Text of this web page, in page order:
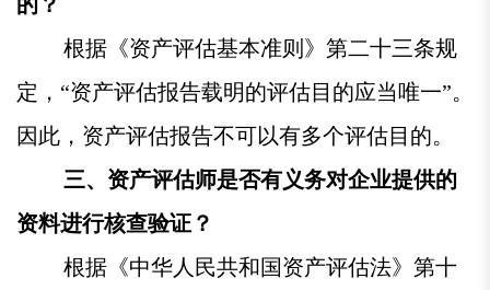
根据《资产评估基本准则》第二十三条规
定，“资产评估报告载明的评估目的应当唯一”。
因此，资产评估报告不可以有多个评估目的。
三、资产评估师是否有义务对企业提供的
资料进行核查验证？
根据《中华人民共和国资产评估法》第十